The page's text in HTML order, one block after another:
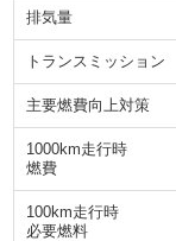
排気量
トランスミッション
主要燃費向上対策
1000km走行時
燃費
100km走行時
必要燃料